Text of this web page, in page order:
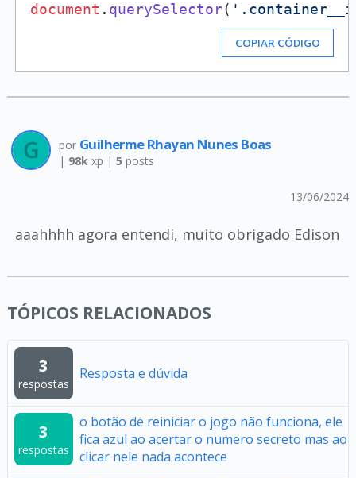
document . querySelector(
COPIAR CÓDIGO
por Guilherme Rhayan Nunes Boas
| 98kxp | 5 posts
13/06/2024
aaahhhh agora entendi, muito obrigado Edison
TÓPICOS RELACIONADOS
3
respostas
Resposta e dúvida
3
respostas
o botão de reiniciar o jogo não funciona, ele
fica azul ao acertar o numero secreto mas ao
clicar nele nada acontece